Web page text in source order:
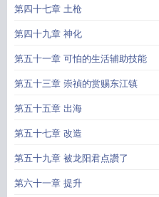
第四十七章 土枪
第四十九章 神化
第五十一章 可怕的生活辅助技能
第五十三章 崇禎的赏赐东江镇
第五十五章 出海
第五十七章 改造
第五十九章 被龙阳君点讚了
第六十一章 提升